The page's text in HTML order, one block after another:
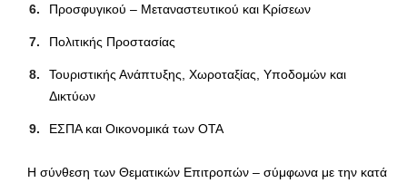
Προσφυγικού – Μεταναστευτικού και Κρίσεων
Πολιτικής Προστασίας
Τουριστικής Ανάπτυξης, Χωροταξίας, Υποδομών και
Δικτύων
ΕΣΠΑ και Οικονομικά των ΟΤΑ
Η σύνθεση των Θεματικών Επιτροπών – σύμφωνα με την κατά